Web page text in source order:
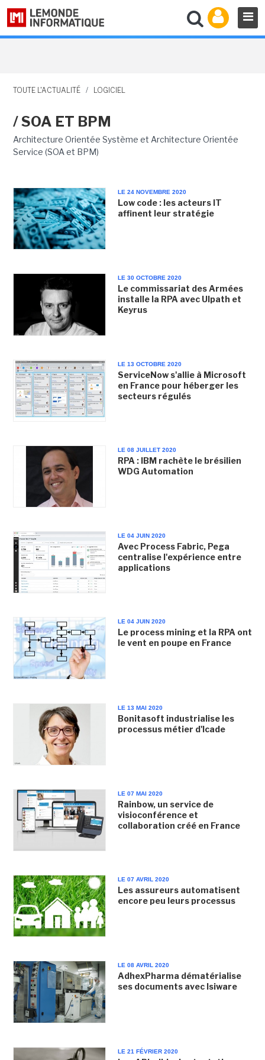
TOUTE L'ACTUALITÉ / LOGICIEL
/ SOA ET BPM
Architecture Orientée Système et Architecture Orientée
Service (SOA et BPM)
LE 24 NOVEMBRE 2020
Low code : les acteurs IT
affinent leur stratégie
LE 30 OCTOBRE 2020
Le commissariat des Armées
installe la RPA avec UIpath et
Keyrus
LE 13 OCTOBRE 2020
ServiceNow s'allie à Microsoft
en France pour héberger les
secteurs régulés
LE 08 JUILLET 2020
RPA : IBM rachète le brésilien
WDG Automation
LE 04 JUIN 2020
Avec Process Fabric, Pega
centralise l'expérience entre
applications
LE 04 JUIN 2020
Le process mining et la RPA ont
le vent en poupe en France
LE 13 MAI 2020
Bonitasoft industrialise les
processus métier d'Icade
LE 07 MAI 2020
Rainbow, un service de
visioconférence et
collaboration créé en France
LE 07 AVRIL 2020
Les assureurs automatisent
encore peu leurs processus
LE 08 AVRIL 2020
AdhexPharma dématérialise
ses documents avec Isiware
LE 21 FÉVRIER 2020